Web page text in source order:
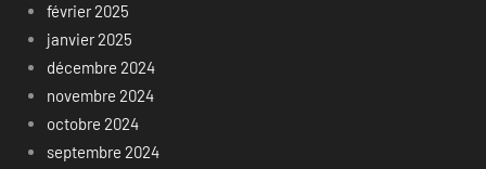
février 2025
janvier 2025
décembre 2024
novembre 2024
octobre 2024
septembre 2024